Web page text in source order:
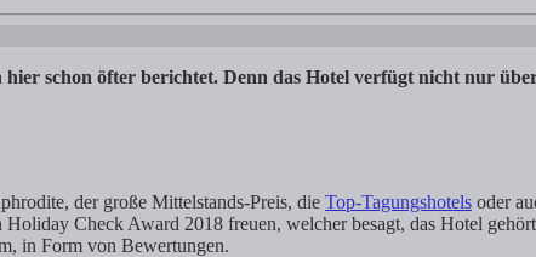
Bewerter sind begeistert! 1.2) Romantischer Winkel
schon öfter berichtet. Denn das Hotel verfügt nicht nur
der große Mittelstands-Preis, die Top-Tagungshotels oder
Check Award 2018 freuen, welcher besagt, das Hotel
in Form von Bewertungen.